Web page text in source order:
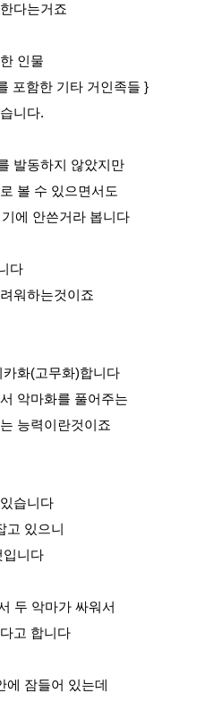
다는거죠
인물
포함한 기타 거인족들 }
니다.
발동하지 않았지만
볼 수 있으면서도
에 안쓴거라 봅니다
다
워하는것이죠
화(고무화)합니다
악마화를 풀어주는
능력이란것이죠
습니다
고 있으니
입니다
두 악마가 싸워서
고 합니다
에 잠들어 있는데